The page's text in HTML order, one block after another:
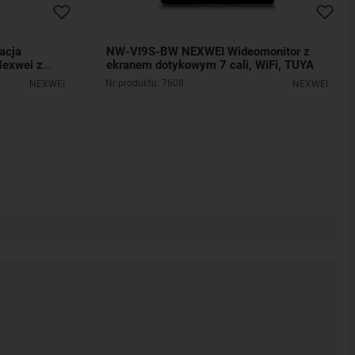
z
NEXWEI
NW-VI9S-BW NEXWEI Wideomonitor z
ekranem dotykowym 7 cali, WiFi, TUYA
Nr produktu: 7608 NEXWEI